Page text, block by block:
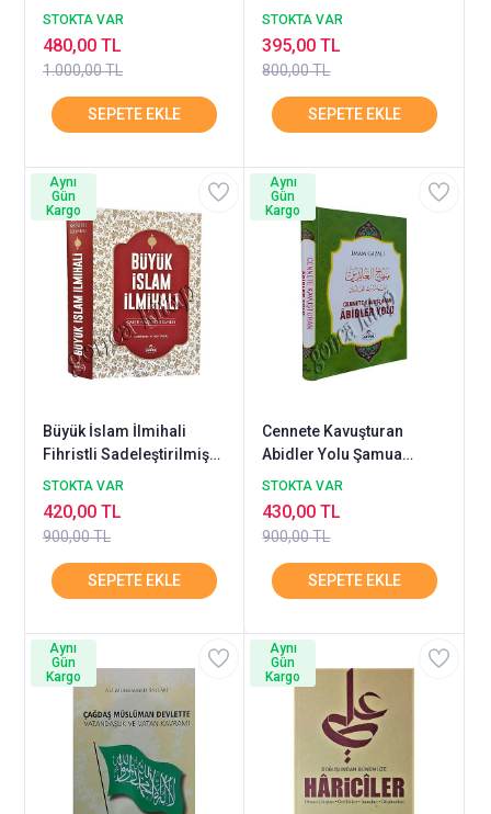
RAVZA
STOKTA VAR
1.000,00 TL
480,00 TL
STOKTA VAR
800,00 TL
395,00 TL
Büyük İslam İlmihali
Fihristli Sadeleştirilmiş
ŞAMUA RAVZA
STOKTA VAR
900,00 TL
420,00 TL
Aynı
Gün
Kargo
Cennete Kavuşturan
Abidler Yolu Şamua
Büyük RAVZA
STOKTA VAR
900,00 TL
430,00 TL
Aynı
Gün
Kargo
Aynı
Gün
Kargo
Aynı
Gün
Kargo